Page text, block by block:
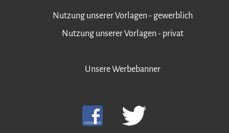
Nutzung unserer Vorlagen - gewerblich
Nutzung unserer Vorlagen - privat
Unsere Werbebanner